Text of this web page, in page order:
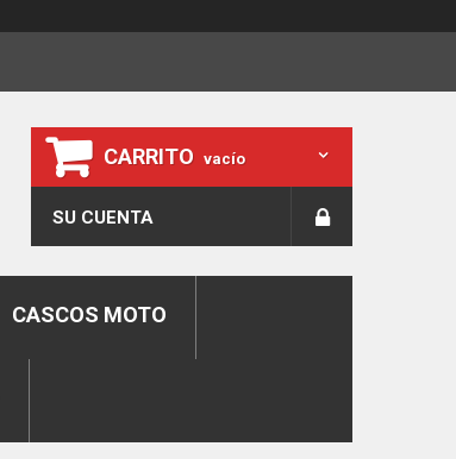
CARRITO vacío
SU CUENTA
CASCOS MOTO